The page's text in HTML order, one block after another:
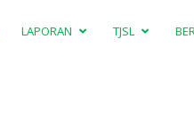
LAPORAN TJSL